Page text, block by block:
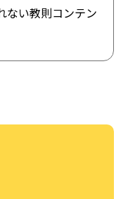
ない教則コンテン